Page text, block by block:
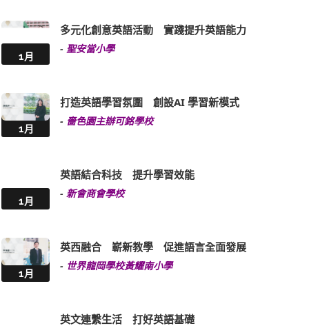
1月
多元化創意英語活動 實踐提升英語能力
- 聖安當小學
1月
打造英語學習氛圍 創設AI 學習新模式
- 嗇色園主辦可銘學校
1月
英語結合科技 提升學習效能
- 新會商會學校
1月
英西融合 嶄新教學 促進語言全面發展
- 世界龍岡學校黃耀南小學
英文連繫生活 打好英語基礎